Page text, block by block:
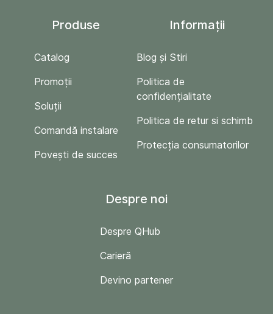
Produse
Catalog
Promoții
Soluții
Comandă instalare
Povești de succes
Informații
Blog și Stiri
Politica de
confidențialitate
Politica de retur si schimb
Protecția consumatorilor
Despre noi
Despre QHub
Carieră
Devino partener